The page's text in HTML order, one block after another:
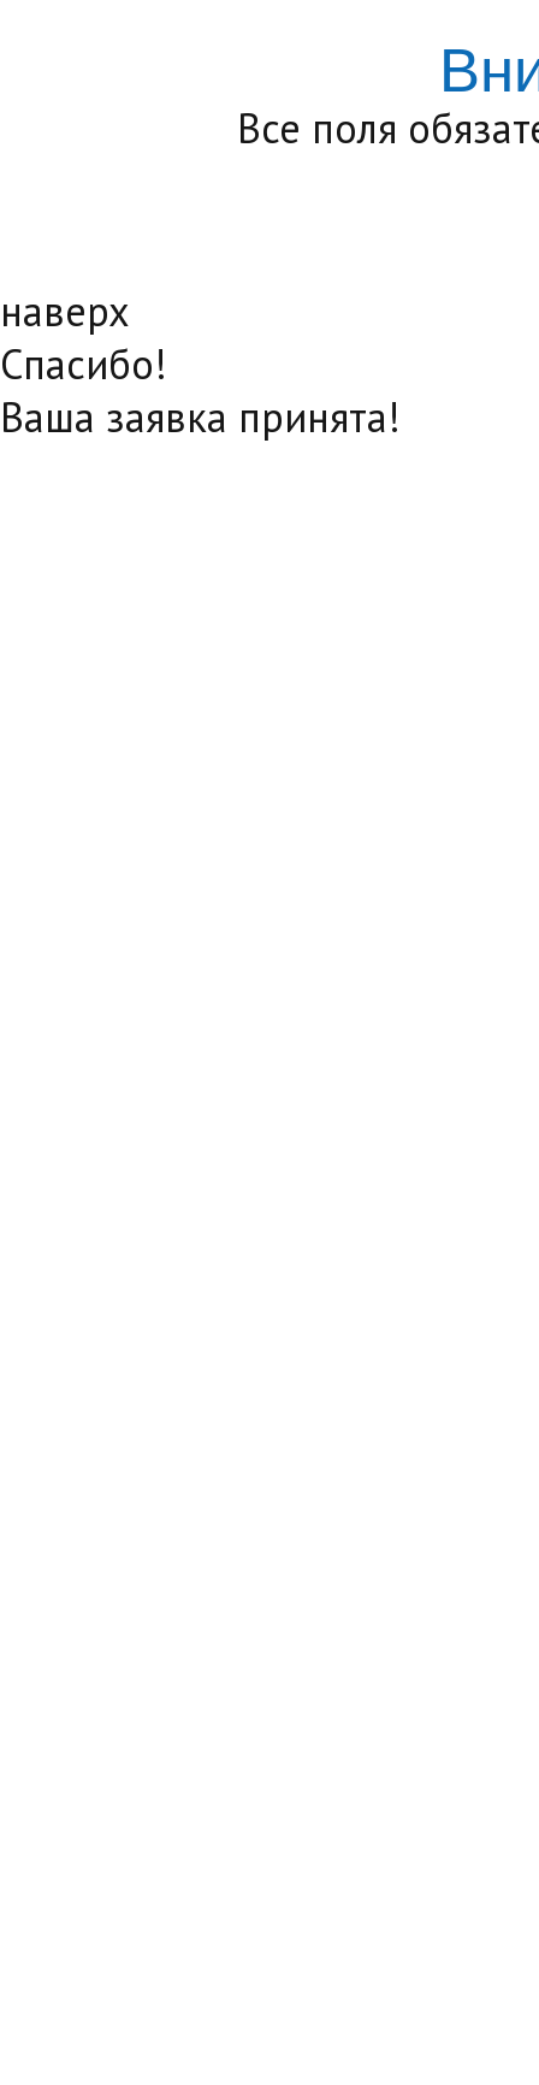
Все поля
наверх
Спасибо!
Ваша заявка принята!